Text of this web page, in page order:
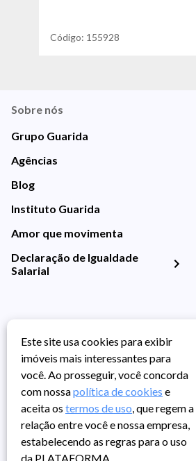
Código: 155928
Sobre nós
Grupo Guarida
Agências
Blog
Instituto Guarida
Amor que movimenta
Declaração de Igualdade
Salarial
Este site usa cookies para exibir
imóveis mais interessantes para
você. Ao prosseguir, você concorda
com nossapolítica de cookies e
aceita os termos de uso, que regem a
relação entre você e nossa empresa,
estabelecendo as regras para o uso
da PLATAFORMA.